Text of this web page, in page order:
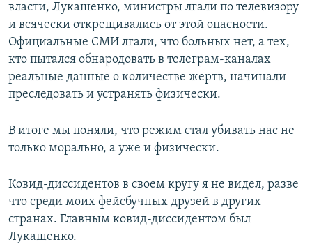
власти, Лукашенко, министры лгали по телевизору
и всячески открещивались от этой опасности.
Официальные СМИ лгали, что больных нет, а тех,
кто пытался обнародовать в телеграм-каналах
реальные данные о количестве жертв, начинали
преследовать и устранять физически.
В итоге мы поняли, что режим стал убивать нас не
только морально, а уже и физически.
Ковид-диссидентов в своем кругу я не видел, разве
что среди моих фейсбучных друзей в других
странах. Главным ковид-диссидентом был
Лукашенко.